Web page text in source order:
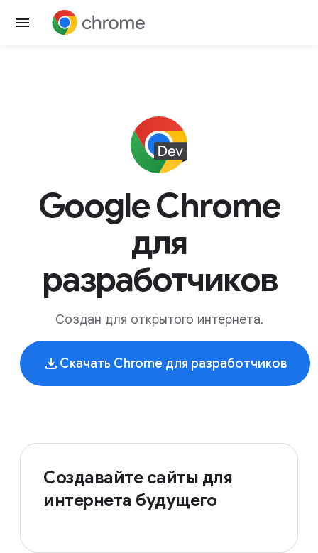
Google Chrome
для
разработчиков
Создан для открытого интернета.
Скачать Chrome для разработчиков
Создавайте сайты для
интернета будущего